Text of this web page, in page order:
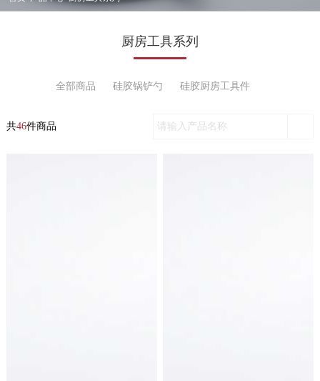
厨房工具系列
全部商品 硅胶锅铲勺 硅胶厨房工具件
共46件商品